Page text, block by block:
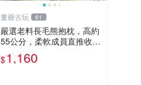
董爺古玩 61
嚴選老料長毛熊抱枕，高約
55公分，柔軟成員直推收藏
長毛熊 柔軟熊抱枕 55公分
$1,160